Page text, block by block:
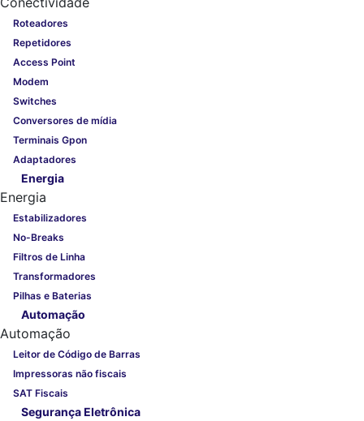
Roteadores
Repetidores
Access Point
Modem
Switches
Conversores de mídia
Terminais Gpon
Adaptadores
Energia
Energia
Estabilizadores
No-Breaks
Filtros de Linha
Transformadores
Pilhas e Baterias
Automação
Automação
Leitor de Código de Barras
Impressoras não fiscais
SAT Fiscais
Segurança Eletrônica